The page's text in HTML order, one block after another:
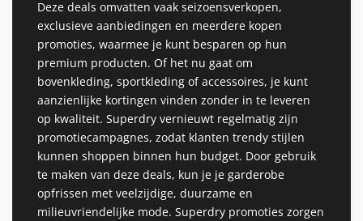
Deze deals omvatten vaak seizoensverkopen,
exclusieve aanbiedingen en meerdere kopen
promoties, waarmee je kunt besparen op hun
premium producten. Of het nu gaat om
bovenkleding, sportkleding of accessoires, je kunt
aanzienlijke kortingen vinden zonder in te leveren
op kwaliteit. Superdry vernieuwt regelmatig zijn
promotiecampagnes, zodat klanten trendy stijlen
kunnen shoppen binnen hun budget. Door gebruik
te maken van deze deals, kun je je garderobe
opfrissen met veelzijdige, duurzame en
milieuvriendelijke mode. Superdry promoties zorgen